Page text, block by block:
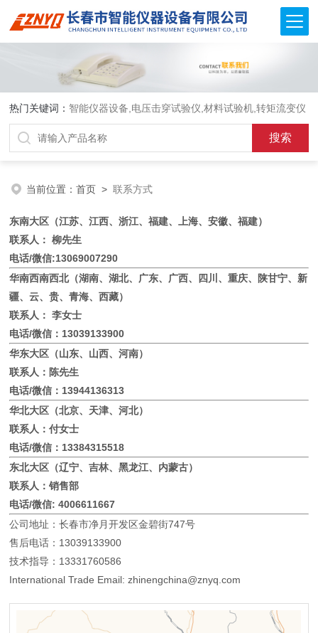
热门关键词： 智能仪器设备,电压击穿试验仪,材料试验机,转矩流变仪
当前位置：首页 >联系方式
东南大区（江苏、江西、浙江、福建、上海、安徽、福建）
联系人： 柳先生
电话/微信:13069007290
华南西南西北（湖南、湖北、广东、广西、四川、重庆、陕甘宁、新
疆、云、贵、青海、西藏）
联系人： 李女士
电话/微信：13039133900
华东大区（山东、山西、河南）
联系人：陈先生
电话/微信：13944136313
华北大区（北京、天津、河北）
联系人：付女士
电话/微信：13384315518
东北大区（辽宁、吉林、黑龙江、内蒙古）
联系人：销售部
电话/微信: 4006611667
公司地址：长春市净月开发区金碧街747号
售后电话：13039133900
技术指导：13331760586
International Trade Email: zhinengchina@znyq.com